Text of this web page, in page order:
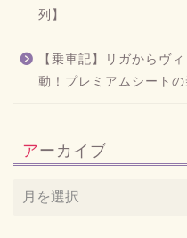
列】
【乗車記】リガからヴ
動！プレミアムシート
アーカイブ